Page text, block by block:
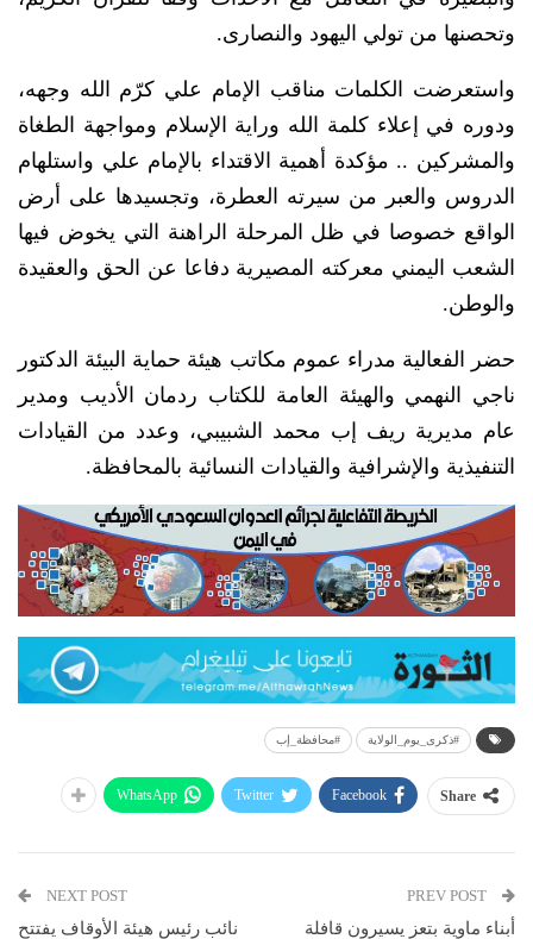
وتحصنها من تولي اليهود والنصارى.
واستعرضت الكلمات مناقب الإمام علي كرّم الله وجهه،
ودوره في إعلاء كلمة الله وراية الإسلام ومواجهة الطغاة
والمشركين .. مؤكدة أهمية الاقتداء بالإمام علي واستلهام
الدروس والعبر من سيرته العطرة، وتجسيدها على أرض
الواقع خصوصا في ظل المرحلة الراهنة التي يخوض فيها
الشعب اليمني معركته المصيرية دفاعا عن الحق والعقيدة
والوطن.
حضر الفعالية مدراء عموم مكاتب هيئة حماية البيئة الدكتور
ناجي النهمي والهيئة العامة للكتاب ردمان اﻷديب ومدير
عام مديرية ريف إب محمد الشبيبي، وعدد من القيادات
التنفيذية واﻹشرافية والقيادات النسائية بالمحافظة.
#ذكرى_يوم_الولاية #محافظة_إب
Share
Facebook
Twitter
WhatsApp
أبناء ماوية بتعز يسيرون قافلة
NEXT POST
نائب رئيس هيئة الأوقاف يفتتح